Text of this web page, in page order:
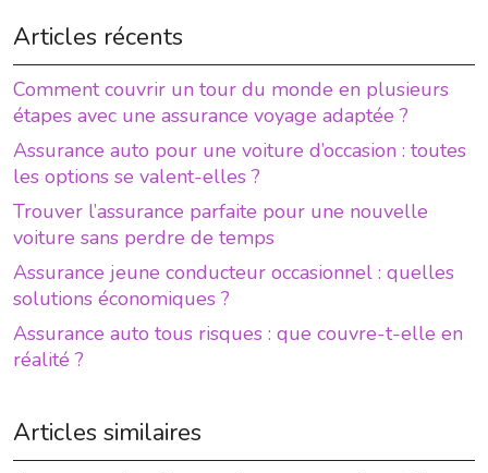
Articles récents
Comment couvrir un tour du monde en plusieurs
étapes avec une assurance voyage adaptée ?
Assurance auto pour une voiture d’occasion : toutes
les options se valent-elles ?
Trouver l’assurance parfaite pour une nouvelle
voiture sans perdre de temps
Assurance jeune conducteur occasionnel : quelles
solutions économiques ?
Assurance auto tous risques : que couvre-t-elle en
réalité ?
Articles similaires